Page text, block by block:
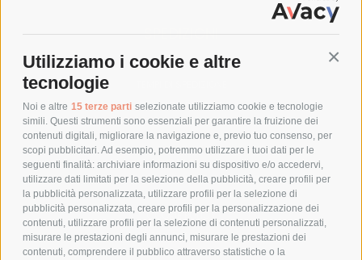
Utilizziamo i cookie e altre
tecnologie
Noi e altre 15 terze parti selezionate utilizziamo cookie e tecnologie
simili. Questi strumenti sono essenziali per garantire la fruizione dei
contenuti digitali, migliorare la navigazione e, previo tuo consenso, per
scopi pubblicitari. Ad esempio, potremmo utilizzare i tuoi dati per le
seguenti finalità: archiviare informazioni su dispositivo e/o accedervi,
utilizzare dati limitati per la selezione della pubblicità, creare profili per
la pubblicità personalizzata, utilizzare profili per la selezione di
pubblicità personalizzata, creare profili per la personalizzazione dei
contenuti, utilizzare profili per la selezione di contenuti personalizzati,
misurare le prestazioni degli annunci, misurare le prestazioni dei
contenuti, comprendere il pubblico attraverso statistiche o la
SPEDIZIONI
COSTI DI SPEDIZIONE
POLITICA DI RESO
POLICY
PRIVACY POLICY
COOKIE POLICY
PAGAMENTI SICURI